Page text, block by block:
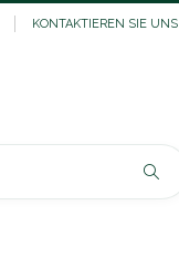
KONTAKTIEREN SIE UNS